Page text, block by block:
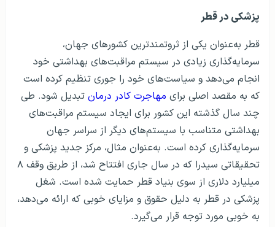
پزشکی در قطر
قطر به‌عنوان یکی از ثروتمندترین کشورهای جهان،
سرمایه‌گذاری زیادی در سیستم مراقبت‌های بهداشتی خود
انجام می‌دهد و سیاست‌های خود را جوری تنظیم کرده است
که به مقصد اصلی برای مهاجرت کادر درمان تبدیل شود. طی
چند سال گذشته این کشور برای ایجاد سیستم مراقبت‌های
بهداشتی متناسب با سیستم‌های دیگر از سراسر جهان
سرمایه‌گذاری کرده است. به‌عنوان مثال، مرکز جدید پزشکی و
تحقیقاتی سیدرا که در سال جاری افتتاح شد، از طریق وقف ۸
میلیارد دلاری از سوی بنیاد قطر حمایت شده است. شغل
پزشکی در قطر به دلیل حقوق و مزایای خوبی که ارائه می‌دهد،
به خوبی مورد توجه قرار می‌گیرد.